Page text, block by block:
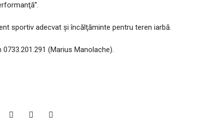
sportiv adecvat şi încălţăminte pentru teren iarbă.
(Marius Manolache).